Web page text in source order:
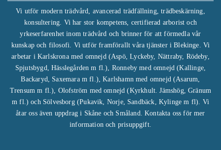
Vi utför modern trädvård, avancerad trädfällning, trädbeskärning,
konsultering. Vi har stor kompetens, certifierad arborist och
yrkeserfarenhet inom trädvård och brinner för att förmedla vår
kunskap och filosofi. Vi utför framförallt våra tjänster i Blekinge. Vi
arbetar i Karlskrona med omnejd (Aspö, Lyckeby, Nättraby, Rödeby,
Spjutsbygd, Hässlegården m fl.), Ronneby med omnejd (Kallinge,
Backaryd, Saxemara m fl.), Karlshamn med omnejd (Asarum,
Trensum m fl.), Olofström med omnejd (Kyrkhult. Jämshög, Gränum
m fl.) och Sölvesborg (Pukavik, Norje, Sandbäck, Kylinge m fl). Vi
åtar oss även uppdrag i Skåne och Småland.Kontakta oss för mer
information och prisuppgift.